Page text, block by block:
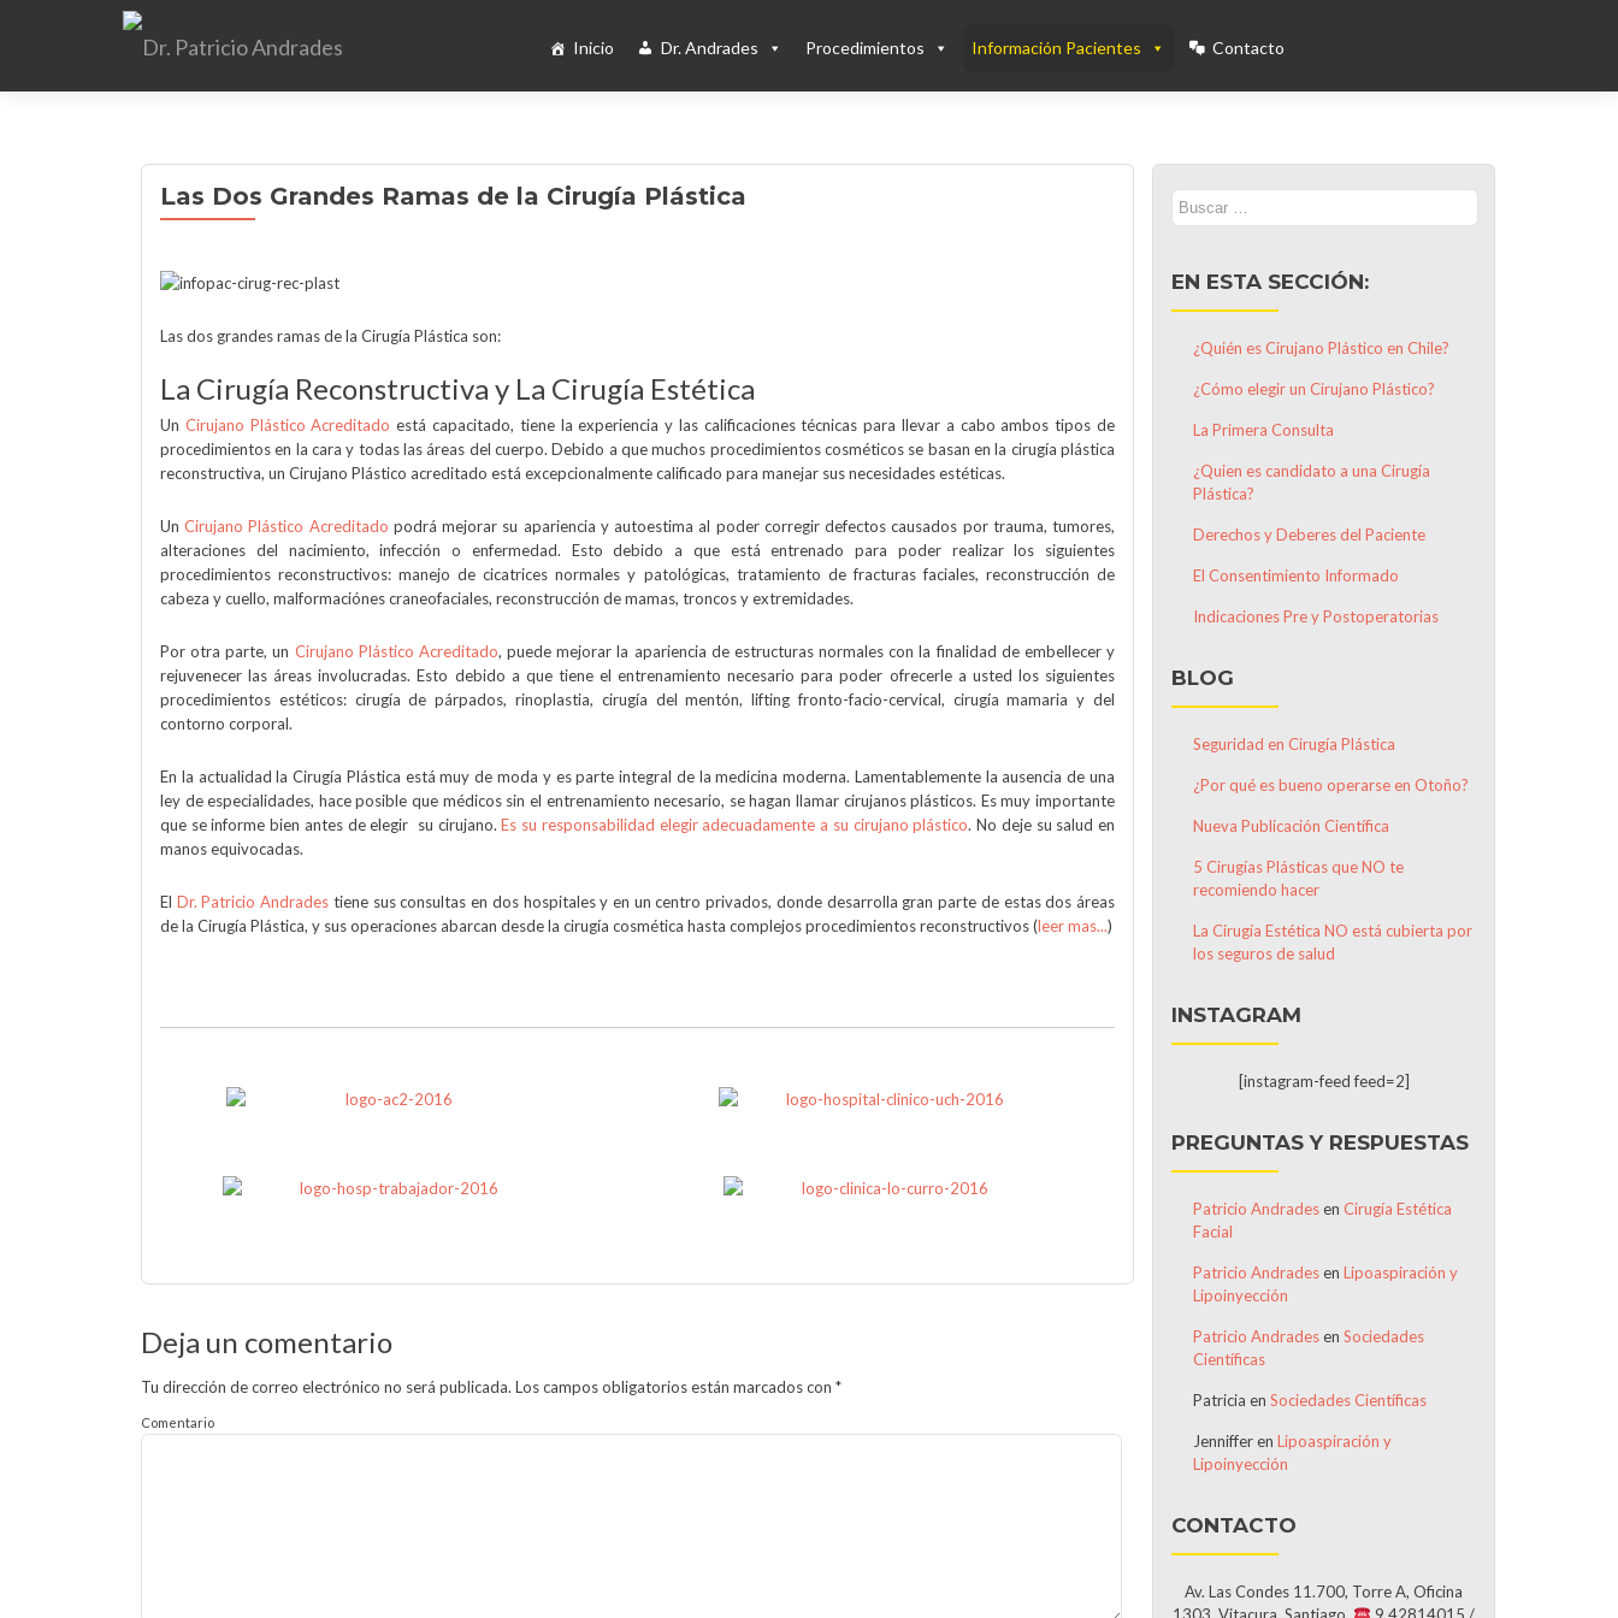
Inicio Dr. Andrades Procedimientos Información Pacientes Contacto
Las Dos Grandes Ramas de la Cirugía Plástica
Las dos grandes ramas de la Cirugía Plástica son:
La Cirugía Reconstructiva y La Cirugía Estética
Un Cirujano Plástico Acreditado está capacitado, tiene la experiencia y las calificaciones técnicas para llevar a cabo ambos tipos de
procedimientos en la cara y todas las áreas del cuerpo. Debido a que muchos procedimientos cosméticos se basan en la cirugía plástica
reconstructiva, un Cirujano Plástico acreditado está excepcionalmente calificado para manejar sus necesidades estéticas.
UnCirujano Plástico Acreditado podrá mejorar su apariencia y autoestima al poder corregir defectos causados por trauma, tumores,
alteraciones del nacimiento, infección o enfermedad. Esto debido a que está entrenado para poder realizar los siguientes
procedimientos reconstructivos: manejo de cicatrices normales y patológicas, tratamiento de fracturas faciales, reconstrucción de
cabeza y cuello, malformaciónes craneofaciales, reconstrucción de mamas, troncos y extremidades.
Por otra parte, un Cirujano Plástico Acreditado, puede mejorar la apariencia de estructuras normales con la finalidad de embellecer y
rejuvenecer las áreas involucradas. Esto debido a que tiene el entrenamiento necesario para poder ofrecerle a usted los siguientes
procedimientos estéticos: cirugía de párpados, rinoplastia, cirugía del mentón, lifting fronto-facio-cervical, cirugía mamaria y del
contorno corporal.
En la actualidad la Cirugía Plástica está muy de moda y es parte integral de la medicina moderna. Lamentablemente la ausencia de una
ley de especialidades, hace posible que médicos sin el entrenamiento necesario, se hagan llamar cirujanos plásticos. Es muy importante
que se informe bien antes de elegir su cirujano.Es su responsabilidad elegir adecuadamente a su cirujano plástico. No deje su salud en
manos equivocadas.
El Dr. Patricio Andrades tiene sus consultas en dos hospitales y en un centro privados, donde desarrolla gran parte de estas dos áreas
de la Cirugía Plástica, y sus operaciones abarcan desde la cirugía cosmética hasta complejos procedimientos reconstructivos (leer mas...)
Deja un comentario
Tu dirección de correo electrónico no será publicada. Los campos obligatorios están marcados con *
Comentario
Buscar:
EN ESTA SECCIÓN:
¿Quién es Cirujano Plástico en Chile?
¿Cómo elegir un Cirujano Plástico?
La Primera Consulta
¿Quien es candidato a una Cirugía
Plástica?
Derechos y Deberes del Paciente
El Consentimiento Informado
Indicaciones Pre y Postoperatorias
BLOG
Seguridad en Cirugía Plástica
¿Por qué es bueno operarse en Otoño?
Nueva Publicación Científica
5 Cirugías Plásticas que NO te
recomiendo hacer
La Cirugía Estética NO está cubierta por
los seguros de salud
INSTAGRAM
[instagram-feed feed=2]
PREGUNTAS Y RESPUESTAS
Patricio Andradesen Cirugía Estética
Facial
Patricio Andradesen Lipoaspiración y
Lipoinyección
Patricio Andradesen Sociedades
Científicas
Patricia en Sociedades Científicas
Jennifferen Lipoaspiración y
Lipoinyección
CONTACTO
Av. Las Condes 11.700, Torre A, Oficina